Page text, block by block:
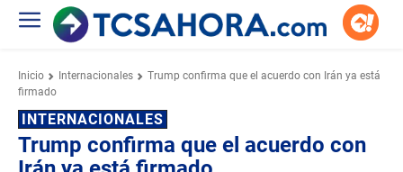
Inicio Internacionales
Trump confirma que el acuerdo con Irán ya está
firmado
INTERNACIONALES
Trump confirma que el acuerdo con